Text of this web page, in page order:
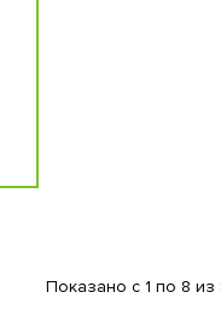
Показано с 1 по 8 из